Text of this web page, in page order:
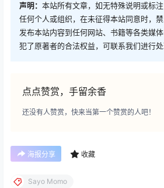
声明： 本站所有文章，如无特殊说明或标注
任何个人或组织，在未征得本站同意时，禁
发布本站内容到任何网站、书籍等各类媒
犯了原著者的合法权益，可联系我们进行处
点点赞赏，手留余香
还没有人赞赏，快来当第一个赞赏的人吧！
海报分享 收藏
Sayo Momo